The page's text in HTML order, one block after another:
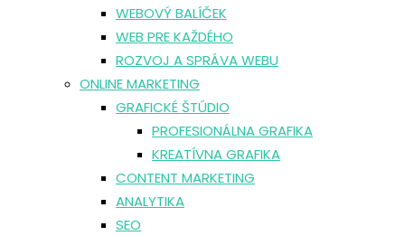
WEBOVÝ BALÍČEK
WEB PRE KAŽDÉHO
ROZVOJ A SPRÁVA WEBU
ONLINE MARKETING
GRAFICKÉ ŠTÚDIO
PROFESIONÁLNA GRAFIKA
KREATÍVNA GRAFIKA
CONTENT MARKETING
ANALYTIKA
SEO